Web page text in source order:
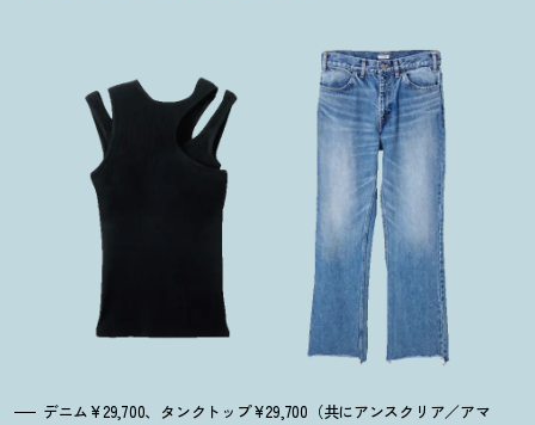
デニム¥29,700、タンクトップ¥29,700（共にアンスクリア／アマ